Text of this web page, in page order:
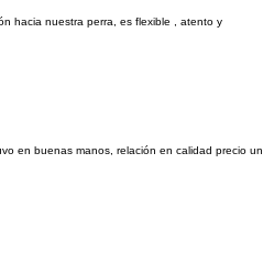
hacia nuestra perra, es flexible , atento y
en buenas manos, relación en calidad precio un